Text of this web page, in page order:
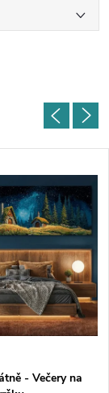
- Večery na